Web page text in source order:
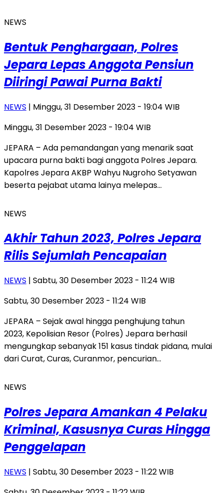
NEWS
Bentuk Penghargaan, Polres
Jepara Lepas Anggota Pensiun
Diiringi Pawai Purna Bakti
NEWS | Minggu, 31 Desember 2023 - 19:04 WIB
Minggu, 31 Desember 2023 - 19:04 WIB
JEPARA – Ada pemandangan yang menarik saat
upacara purna bakti bagi anggota Polres Jepara.
Kapolres Jepara AKBP Wahyu Nugroho Setyawan
beserta pejabat utama lainya melepas…
NEWS
Akhir Tahun 2023, Polres Jepara
Rilis Sejumlah Pencapaian
NEWS | Sabtu, 30 Desember 2023 - 11:24 WIB
Sabtu, 30 Desember 2023 - 11:24 WIB
JEPARA – Sejak awal hingga penghujung tahun
2023, Kepolisian Resor (Polres) Jepara berhasil
mengungkap sebanyak 151 kasus tindak pidana, mulai
dari Curat, Curas, Curanmor, pencurian…
NEWS
Polres Jepara Amankan 4 Pelaku
Kriminal, Kasusnya Curas Hingga
Penggelapan
NEWS | Sabtu, 30 Desember 2023 - 11:22 WIB